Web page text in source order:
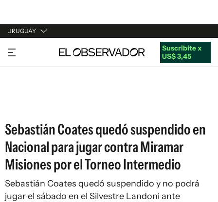
URUGUAY
URUGUAY
ARGENTINA
Suscribite x
US$ 3,45
Sebastián Coates quedó suspendido en
Nacional para jugar contra Miramar
Misiones por el Torneo Intermedio
Sebastián Coates quedó suspendido y no podrá
jugar el sábado en el Silvestre Landoni ante